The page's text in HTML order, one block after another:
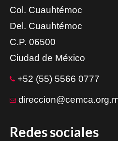
Col. Cuauhtémoc
Del. Cuauhtémoc
C.P. 06500
Ciudad de México
+52 (55) 5566 0777
Redes sociales